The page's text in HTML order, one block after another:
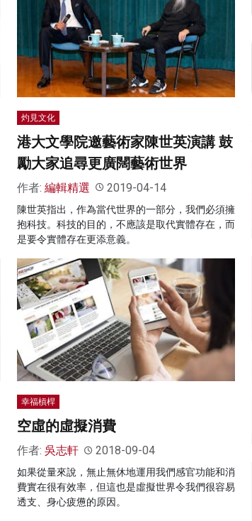
灼見文化
港大文學院邀藝術家陳世英演講 鼓
勵大家追尋更廣闊藝術世界
作者: 編輯精選 2019-04-14
陳世英指出，作為當代世界的一部分，我們必須擁
抱科技。科技的目的，不應該是取代實體存在，而
是要令實體存在更添意義。
幸福槓桿
空虛的虛擬消費
作者: 吳志軒 2018-09-04
如果從量來說，無止無休地運用我們感官功能和消
費實在很有效率，但這也是虛擬世界令我們很容易
透支、身心疲憊的原因。